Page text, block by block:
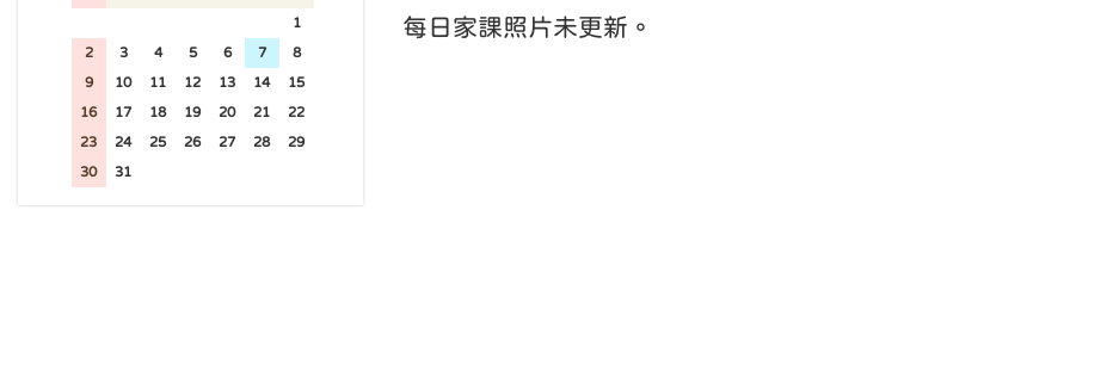
每日家課照片未更新。
1
2 3 4 5 6 7 8
9 10 11 12 13 14 15
16 17 18 19 20 21 22
23 24 25 26 27 28 29
30 31